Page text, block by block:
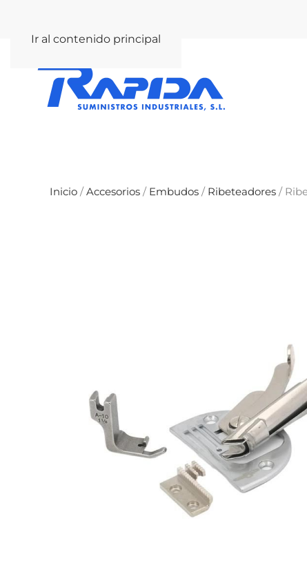
Ir al contenido principal
Inicio /Accesorios / Embudos / Ribeteadores /